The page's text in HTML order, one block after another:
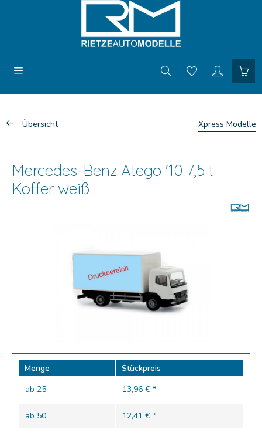
Übersicht Xpress Modelle
Mercedes-Benz Atego '10 7,5 t
Koffer weiß
Menge
Stückpreis
ab 25 13,96 € *
ab 50 12,41 € *